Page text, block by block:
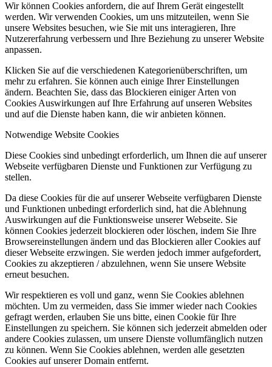
Wir können Cookies anfordern, die auf Ihrem Gerät eingestellt
werden. Wir verwenden Cookies, um uns mitzuteilen, wenn Sie
unsere Websites besuchen, wie Sie mit uns interagieren, Ihre
Nutzererfahrung verbessern und Ihre Beziehung zu unserer Website
anpassen.
Klicken Sie auf die verschiedenen Kategorienüberschriften, um
mehr zu erfahren. Sie können auch einige Ihrer Einstellungen
ändern. Beachten Sie, dass das Blockieren einiger Arten von
Cookies Auswirkungen auf Ihre Erfahrung auf unseren Websites
und auf die Dienste haben kann, die wir anbieten können.
Notwendige Website Cookies
Diese Cookies sind unbedingt erforderlich, um Ihnen die auf unserer
Webseite verfügbaren Dienste und Funktionen zur Verfügung zu
stellen.
Da diese Cookies für die auf unserer Webseite verfügbaren Dienste
und Funktionen unbedingt erforderlich sind, hat die Ablehnung
Auswirkungen auf die Funktionsweise unserer Webseite. Sie
können Cookies jederzeit blockieren oder löschen, indem Sie Ihre
Browsereinstellungen ändern und das Blockieren aller Cookies auf
dieser Webseite erzwingen. Sie werden jedoch immer aufgefordert,
Cookies zu akzeptieren / abzulehnen, wenn Sie unsere Website
erneut besuchen.
Wir respektieren es voll und ganz, wenn Sie Cookies ablehnen
möchten. Um zu vermeiden, dass Sie immer wieder nach Cookies
gefragt werden, erlauben Sie uns bitte, einen Cookie für Ihre
Einstellungen zu speichern. Sie können sich jederzeit abmelden oder
andere Cookies zulassen, um unsere Dienste vollumfänglich nutzen
zu können. Wenn Sie Cookies ablehnen, werden alle gesetzten
Cookies auf unserer Domain entfernt.